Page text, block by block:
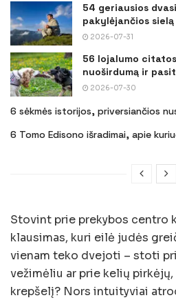
54 geriausios
pakylėjančios sielą
2026-07-31
56 lojalumo
nuoširdumą ir
2026-07-30
6 sėkmės istorijos, priversiančios
6 Tomo Edisono išradimai, apie
Stovint prie prekybos centro
klausimas, kuri eilė judės
vienam teko dvejoti – stoti
vežimėliu ar prie kelių
krepšelį? Nors intuityviai